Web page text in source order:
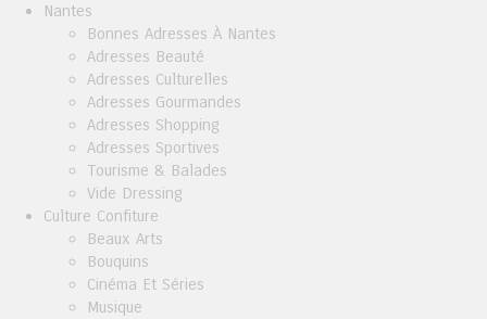
Nantes
Bonnes Adresses À Nantes
Adresses Beauté
Adresses Culturelles
Adresses Gourmandes
Adresses Shopping
Adresses Sportives
Tourisme & Balades
Vide Dressing
Culture Confiture
Beaux Arts
Bouquins
Cinéma Et Séries
Musique